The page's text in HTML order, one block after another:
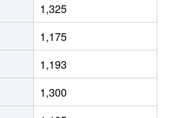
1,325
1,175
1,193
1,300